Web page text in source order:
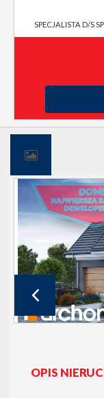
SPECJALISTA D/S
OPIS